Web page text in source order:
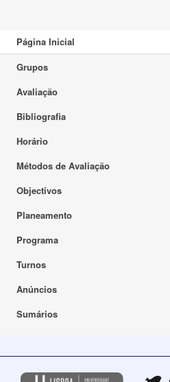
Página Inicial
Grupos
Avaliação
Bibliografia
Horário
Métodos de Avaliação
Objectivos
Planeamento
Programa
Turnos
Anúncios
Sumários